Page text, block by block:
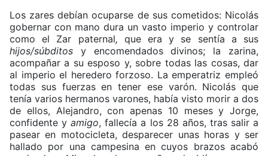
Los zares debían ocuparse de sus cometidos: Nicolás
gobernar con mano dura un vasto imperio y controlar
como el Zar paternal, que era y se sentía a sus
hijos/súbditos y encomendados divinos; la zarina,
acompañar a su esposo y, sobre todas las cosas, dar
al imperio el heredero forzoso. La emperatriz empleó
todas sus fuerzas en tener ese varón. Nicolás que
tenía varios hermanos varones, había visto morir a dos
de ellos, Alejandro, con apenas 10 meses y Jorge,
confidente yamigo, fallecía a los 28 años, tras salir a
pasear en motocicleta, desparecer unas horas y ser
hallado por una campesina en cuyos brazos acabó